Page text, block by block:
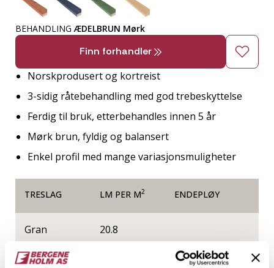
BEHANDLING ÆDELBRUN Mørk
Finn forhandler
Norskprodusert og kortreist
3-sidig råtebehandling med god trebeskyttelse
Ferdig til bruk, etterbehandles innen 5 år
Mørk brun, fyldig og balansert
Enkel profil med mange variasjonsmuligheter
TRESLAG LM PER M2 ENDEPLØY
Gran 20.8
NOBB